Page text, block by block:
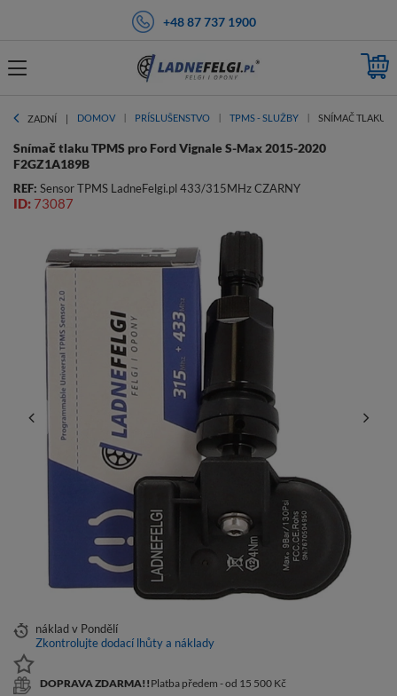
+48 87 737 1900
ZADNÍ DOMOV PRÍSLUŠENSTVO TPMS - SLUŽBY SNÍMAČ TLAKU
Snímač tlaku TPMS pro Ford Vignale S-Max 2015-2020
F2GZ1A189B
REF: Sensor TPMS LadneFelgi.pl 433/315MHz CZARNY
ID: 73087
nákladv Pondělí
Zkontrolujte dodací lhůty a náklady
DOPRAVA ZDARMA!! Platba předem - od 15 500 Kč